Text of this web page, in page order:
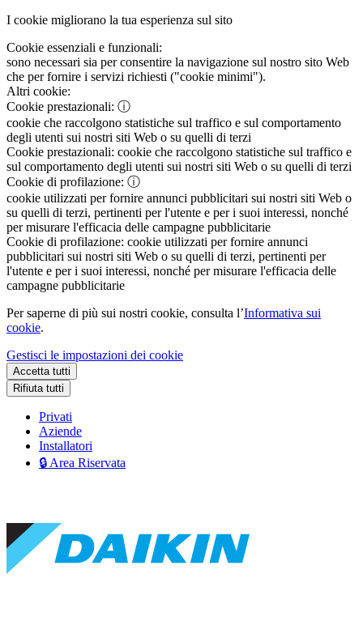
I cookie migliorano la tua esperienza sul sito
Cookie essenziali e funzionali:
sono necessari sia per consentire la navigazione sul nostro sito Web
che per fornire i servizi richiesti ("cookie minimi").
Altri cookie:
Cookie prestazionali: ⓘ
cookie che raccolgono statistiche sul traffico e sul comportamento
degli utenti sui nostri siti Web o su quelli di terzi
Cookie prestazionali: cookie che raccolgono statistiche sul traffico e
sul comportamento degli utenti sui nostri siti Web o su quelli di terzi
Cookie di profilazione: ⓘ
cookie utilizzati per fornire annunci pubblicitari sui nostri siti Web o
su quelli di terzi, pertinenti per l'utente e per i suoi interessi, nonché
per misurare l'efficacia delle campagne pubblicitarie
Cookie di profilazione: cookie utilizzati per fornire annunci
pubblicitari sui nostri siti Web o su quelli di terzi, pertinenti per
l'utente e per i suoi interessi, nonché per misurare l'efficacia delle
campagne pubblicitarie
Per saperne di più sui nostri cookie, consulta l’Informativa sui
cookie.
Gestisci le impostazioni dei cookie
Accetta tutti
Rifiuta tutti
Privati
Aziende
Installatori
🔒 Area Riservata